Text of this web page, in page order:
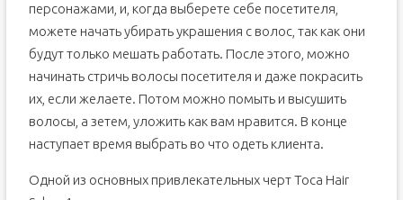
персонажами, и, когда выберете себе посетителя,
можете начать убирать украшения с волос, так как они
будут только мешать работать. После этого, можно
начинать стричь волосы посетителя и даже покрасить
их, если желаете. Потом можно помыть и высушить
волосы, а зетем, уложить как вам нравится. В конце
наступает время выбрать во что одеть клиента.
Одной из основных привлекательных черт Toca Hair